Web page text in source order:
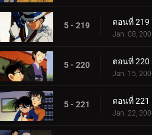
5 - 219
Jan. 08,
5 - 220
Jan. 15,
5 - 221
Jan. 22,